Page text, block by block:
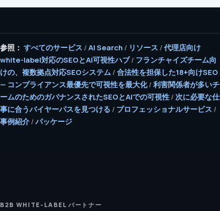
参照： すべてのサービス / AI Search / リソース / 代理店向け
white-label対応のSEOとAI可視性ハブ/ フランチャイズチーム向
けの、複数拠点対応SEOシステム / 合法性を担保した18+向けSEO
— コンプライアンス最優先で可視性を最大化/ 利害関係者が多いチ
ームのためのガバナンスされたSEOとAIでの可視性 / 次に必要な仕
事に合うバイヤーパスを見つける / プロフェッショナルサービス /
事例紹介 / パッケージ
B2B WHITE-LABEL パートナー